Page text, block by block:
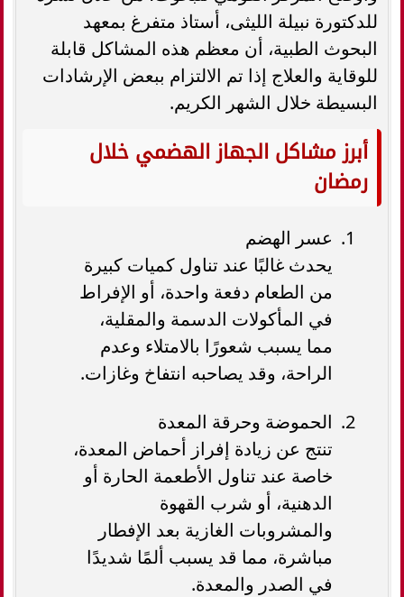
للدكتورة نبيلة الليثى، أستاذ متفرغ بمعهد
البحوث الطبية، أن معظم هذه المشاكل قابلة
للوقاية والعلاج إذا تم الالتزام ببعض الإرشادات
البسيطة خلال الشهر الكريم.
أبرز مشاكل الجهاز الهضمي خلال
رمضان
عسر الهضم
يحدث غالبًا عند تناول كميات كبيرة
من الطعام دفعة واحدة، أو الإفراط
في المأكولات الدسمة والمقلية،
مما يسبب شعورًا بالامتلاء وعدم
الراحة، وقد يصاحبه انتفاخ وغازات.
الحموضة وحرقة المعدة
تنتج عن زيادة إفراز أحماض المعدة،
خاصة عند تناول الأطعمة الحارة أو
الدهنية، أو شرب القهوة
والمشروبات الغازية بعد الإفطار
مباشرة، مما قد يسبب ألمًا شديدًا
في الصدر والمعدة.